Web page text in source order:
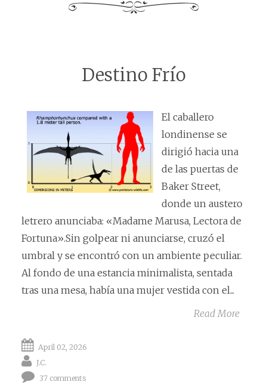
Destino Frío
El caballero
londinense se
dirigió hacia una
de las puertas de
Baker Street,
donde un austero
letrero anunciaba: «Madame Marusa, Lectora de
Fortuna».Sin golpear ni anunciarse, cruzó el
umbral y se encontró con un ambiente peculiar.
Al fondo de una estancia minimalista, sentada
tras una mesa, había una mujer vestida con el...
Read More
April 02, 2026
J.C.
37 comments